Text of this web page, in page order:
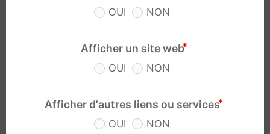
OUI NON
Afficher un site web
OUI NON
Afficher d'autres liens ou services
OUI NON